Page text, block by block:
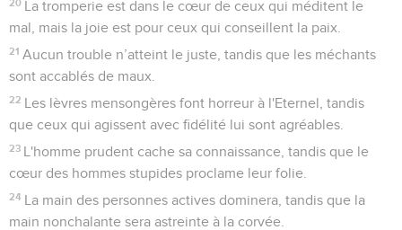
20 La tromperie est dans le cœur de ceux qui méditent le
mal, mais la joie est pour ceux qui conseillent la paix.
21 Aucun trouble n’atteint le juste, tandis que les méchants
sont accablés de maux.
22 Les lèvres mensongères font horreur à l'Eternel, tandis
que ceux qui agissent avec fidélité lui sont agréables.
23 L'homme prudent cache sa connaissance, tandis que le
cœur des hommes stupides proclame leur folie.
24 La main des personnes actives dominera, tandis que la
main nonchalante sera astreinte à la corvée.